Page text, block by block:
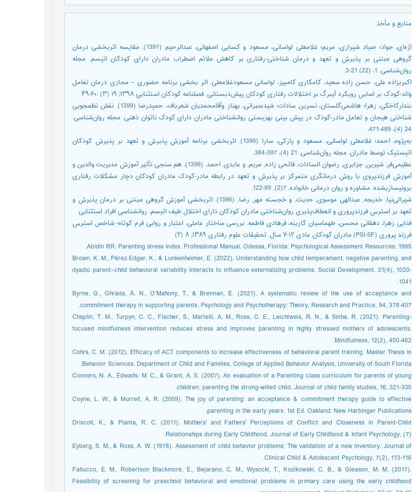
منابع و مأخذ:
اژه‌‎ای، جواد؛ صیاد شیرازی، مریم؛ غلامعلی لواسانی، مسعود و کسایی اصفهانی، عبدالرحیم (1397). مقایسه اثربخشی درمان
گروهی مبتنی بر پذیرش و تعهد و درمان شناختی-رفتاری بر کاهش علائم اضطراب مادران دارای کودکان اتیسم. مجله
روان‌شناسی. 1، (22) 21-3.
اکبری‏زاده علی، حسن زاده سعید، کامکاری کامبیز، لواسانی مسعودغلامعلی. اثر بخشی برنامه حضوری – مجازی درمان تعامل
والد-کودک بر اساس رویکرد آیبرگ بر اختلالات رفتاری کودکان پیش‌‎دبستانی. فصلنامه كودكان استثنايي ۱۳۹۸; ۱۹ (۳) :۶۰-۴۹
بندارکاخکی، زهرا؛ هاشمی‌گلستان، نسرین سادات؛ شیدعنبرانی، بهناز وآقامحمدیان شعرباف، حمیدرضا (1399). نقش نظم‎جویی
شناختی هیجان و تعامل مادر-کودک در پیش بینی بهزیستی روانشناختی مادران دارای کودک ناتوان ذهنی. مجله روان‌شناسی.
24 (4)، 489-471.
به‌‎پژوه، احمد؛ غلامعلی لواسانی، مسعود و پازکی، سارا (1396). اثربخشی برنامه‎ آموزش پذیرش و تعهد بر پذیرش کودکان
اتیستیک توسط مادران. مجله روان‌شناسی. 21 (4)، 397-384.
عظیمی‏‌فر, شیرین, جزایری, رضوان السادات, فاتحی زاده, مریم, و عابدی, احمد. (1396). هم سنجی تأثیر آموزش مدیریت والدین و
آموزش فرزندپروی با روش درمانگری متمرکز بر پذیرش و تعهد در رابطه مادر-کودک مادران کودکان دچار مشکلات رفتاری
برونی‎سازی‎شده. مشاوره و روان درمانی خانواده, 7(2), 99-122.
شیرالی‏‌نیا, خدیجه, عبدالهی موسوی, حدیث, و خجسته مهر, رضا. (1396). اثربخشی آموزش گروهی مبتنی بر درمان پذیرش و
تعهد بر استرس فرزندپروری و انعطاف‌پذیری روان‌شناختی مادران کودکان دارای اختلال طیف اتیسم. روانشناسی افراد استثنایی
فدایی زهرا، دهقانی محسن، طهماسیان کارینه، فرهادی فاطمه. بررسی ساختار عاملی، اعتبار و روایی فرم کوتاه- شاخص استرس
فرزند پروری (PSI-SF) مادران کودکان عادی ۱۲-۷ سال. تحقیقات علوم رفتاری ۱۳۸۹; ۸ (۲)
Abidin RR. Parenting stress index. Professional Manual. Odessa, Florida: Psychological Assessment Resources; 1995.
Brown, K. M., Pérez‐Edgar, K., & Lunkenheimer, E. (2022). Understanding how child temperament, negative parenting, and
dyadic parent–child behavioral variability interacts to influence externalizing problems. Social Development. 31(4), 1020-
1041.
Byrne, G., Ghráda, Á. N., O’Mahony, T., & Brennan, E. (2021). A systematic review of the use of acceptance and
commitment therapy in supporting parents. Psychology and Psychotherapy: Theory, Research and Practice, 94, 378-407.
Chaplin, T. M., Turpyn, C. C., Fischer, S., Martelli, A. M., Ross, C. E., Leichtweis, R. N., & Sinha, R. (2021). Parenting-
focused mindfulness intervention reduces stress and improves parenting in highly stressed mothers of adolescents.
Mindfulness, 12(2), 450-462.
Cohrs, C. M. (2012). Efficacy of ACT components to increase effectiveness of behavioral parent training. Master Thesis in
Behavior Sciences. Department of Child and Families, College of Applied Behavior Analysis, University of South Florida.
Conners, N. A., Edwads. M. C., & Grant, A. S. (2007). An evaluation of a Parenting class curriculum for parents of young
children: parenting the strong-willed child. Journal of child family studies, 16, 321-330.
Coyne, L. W., & Murrell, A. R. (2009). The joy of parenting: an acceptance & commitment therapy guide to effective
parenting in the early years. 1st Ed. Oakland: New Harbinger Publications.
Driscoll, K., & Pianta, R. C. (2011). Mothers' and Fathers' Perceptions of Conflict and Closeness in Parent-Child
Relationships during Early Childhood. Journal of Early Childhood & Infant Psychology, (7).
Eyberg, S. M., & Ross, A. W. (1978). Assessment of child behavior problems: The validation of a new inventory. Journal of
Clinical Child & Adolescent Psychology, 7(2), 113-116.
Fallucco, E. M., Robertson Blackmore, E., Bejarano, C. M., Wysocki, T., Kozikowski, C. B., & Gleason, M. M. (2017).
Feasibility of screening for preschool behavioral and emotional problems in primary care using the early childhood